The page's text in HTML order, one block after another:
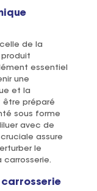
de la
essentiel
une
et la
être préparé
sous forme
avec de
assure
le
carrosserie.